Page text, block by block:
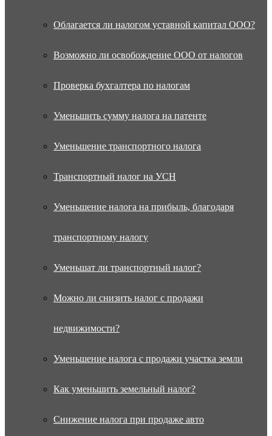
Облагается ли налогом уставной капитал ООО?
Возможно ли освобождение ООО от налогов
Проверка бухгалтера по налогам
Уменьшить сумму налога на патенте
Уменьшение транспортного налога
Транспортный налог на УСН
Уменьшение налога на прибыль, благодаря
транспортному налогу
Уменьшат ли транспортный налог?
Можно ли снизить налог с продажи
недвижимости?
Уменьшение налога с продажи участка земли
Как уменьшить земельный налог?
Снижение налога при продаже авто